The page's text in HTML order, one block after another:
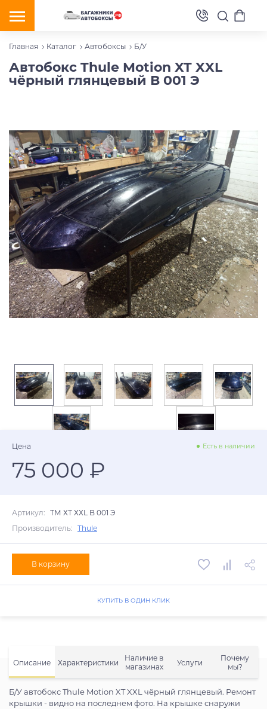
Главная Каталог Автобоксы Б/У
Автобокс Thule Motion XT XXL
чёрный глянцевый В 001 Э
Описание Характеристики
Наличие в
магазинах
Услуги
Почему
мы?
Б/У автобокс Thule Motion XT XXL чёрный глянцевый. Ремонт
крышки - видно на последнем фото. На крышке снаружи
Цена Есть в наличии
75 000 ₽
Артикул: ТМ ХТ ХХL B 001 Э
Производитель: Thule
В корзину
КУПИТЬ В ОДИН КЛИК